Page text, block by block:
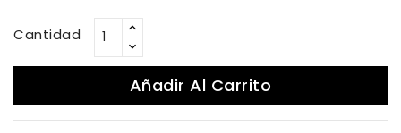
Cantidad
Añadir Al Carrito